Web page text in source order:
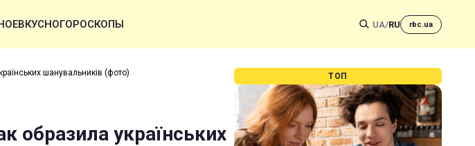
ВКУСНОГОРОСКОПЫ UA/RU rbc.ua
шанувальників (фото)
образила українських
ТОП